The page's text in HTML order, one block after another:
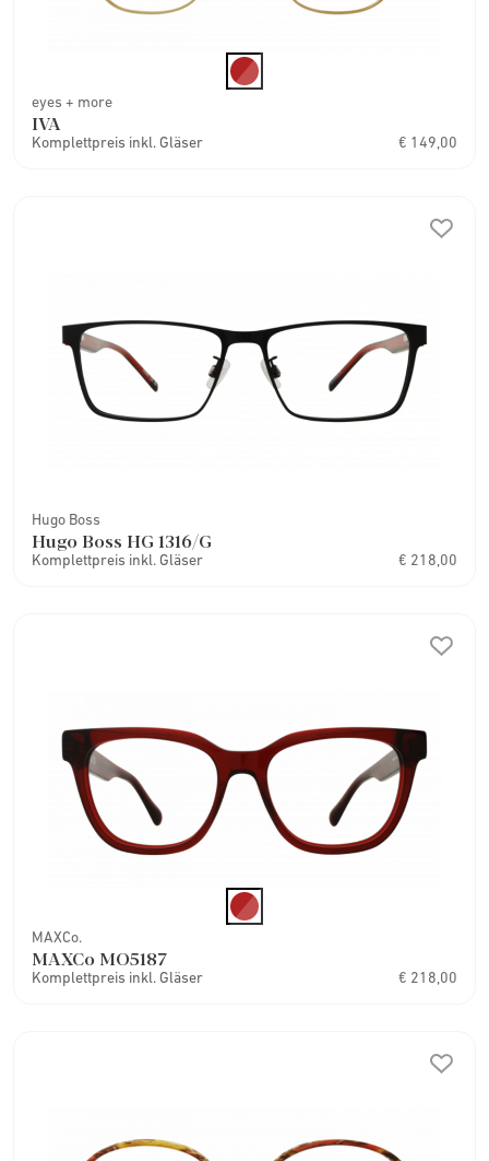
eyes + more
IVA
Komplettpreis inkl. Gläser € 149,00
Hugo Boss
Hugo Boss HG 1316/G
Komplettpreis inkl. Gläser € 218,00
MAXCo.
MAXCo MO5187
Komplettpreis inkl. Gläser € 218,00